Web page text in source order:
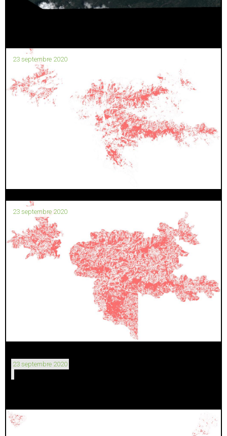
23 septembre 2020
23 septembre 2020
23 septembre 2020